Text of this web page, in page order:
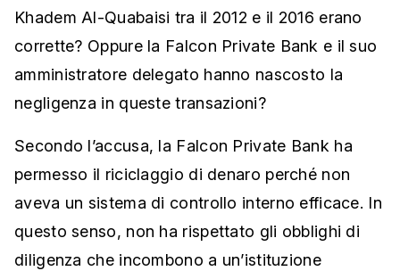
Khadem Al-Quabaisi tra il 2012 e il 2016 erano
corrette? Oppure la Falcon Private Bank e il suo
amministratore delegato hanno nascosto la
negligenza in queste transazioni?
Secondo l’accusa, la Falcon Private Bank ha
permesso il riciclaggio di denaro perché non
aveva un sistema di controllo interno efficace. In
questo senso, non ha rispettato gli obblighi di
diligenza che incombono a un’istituzione